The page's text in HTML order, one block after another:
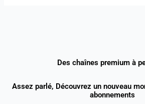
Des chaînes premium à
Assez parlé, Découvrez un nouveau
abonnements